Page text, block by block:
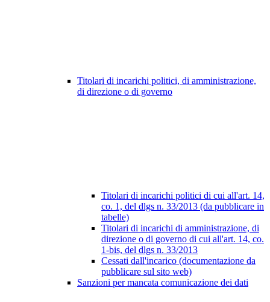
Titolari di incarichi politici, di amministrazione,
di direzione o di governo
Titolari di incarichi politici di cui all'art. 14,
co. 1, del dlgs n. 33/2013 (da pubblicare in
tabelle)
Titolari di incarichi di amministrazione, di
direzione o di governo di cui all'art. 14, co.
1-bis, del dlgs n. 33/2013
Cessati dall'incarico (documentazione da
pubblicare sul sito web)
Sanzioni per mancata comunicazione dei dati